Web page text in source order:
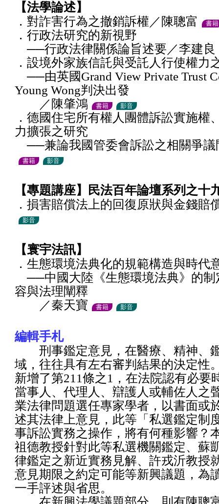
【法學論述】
．對詐害行為之撤銷訴權／陳聰富
書籍
．行政法研究的新視野
──行政法律關係論旨述要／李建良
．設境外家族信託與受託人行使權力
──由英國Grand View Private Trust
Young Wong判決出發
／陳肇鴻
書籍 影音
．德國住宅所有權人團體訴訟實施權
力擴張之研究
──兼論我國管委會訴訟之相關爭議
書籍 影音
【專題講座】民法百年論壇系列之十
．損害賠償法上的回復原狀與金錢賠
影音
【寰宇法訊】
．生態環境法典化的規範構造與時代
──中國大陸《生態環境法典》的制
容與法理闡釋
／秦天寶
書籍 影音
編輯手札
刑事鑑定意見，在醫療、精神、
域，往往具有左右審判結果的決定性
新增了第211條之1，在法院認有必要
當事人、代理人、辯護人或輔佐人之
業法律問題選任專家學者，以書面或
述其法律上意見，此等「私選鑑定制
事訴訟實務之操作，將有何種影響？
祖德教授針對此等私選機關鑑定、蘇
律鑑定之新近實務見解、許戎沂教授
意見期限之約定可能等新興議題，為
一手評述與省思。